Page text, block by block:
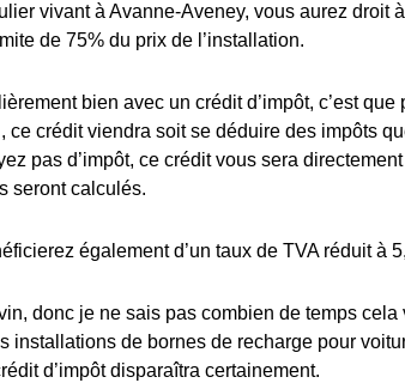
vivant à Avanne-Aveney, vous aurez droit
de 75% du prix de l’installation.
bien avec un crédit d’impôt, c’est
ce crédit viendra soit se déduire des impôts
pas d’impôt, ce crédit vous sera
seront calculés.
également d’un taux de TVA réduit à
donc je ne sais pas combien de temps cela
installations de bornes de recharge pour
d’impôt disparaîtra certainement.